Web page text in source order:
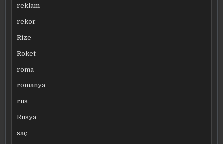
reklam
rekor
Rize
Roket
roma
romanya
rus
Rusya
saç